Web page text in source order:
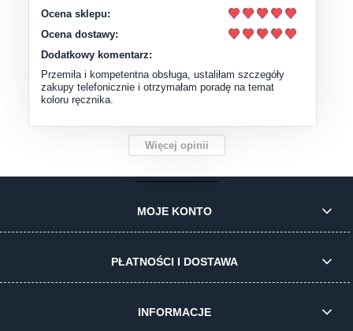
Ocena sklepu:
Ocena dostawy:
Dodatkowy komentarz:
Przemiła i kompetentna obsługa, ustaliłam szczegóły
zakupy telefonicznie i otrzymałam poradę na temat
koloru ręcznika.
Więcej opinii
MOJE KONTO
PŁATNOŚCI I DOSTAWA
INFORMACJE